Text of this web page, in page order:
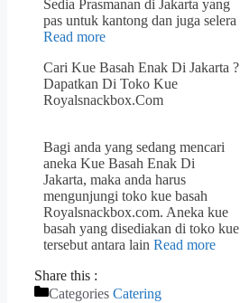
Sedia Prasmanan di Jakarta yang
pas untuk kantong dan juga selera
Read more
Cari Kue Basah Enak Di Jakarta ?
Dapatkan Di Toko Kue
Royalsnackbox.Com
Bagi anda yang sedang mencari
aneka Kue Basah Enak Di
Jakarta, maka anda harus
mengunjungi toko kue basah
Royalsnackbox.com. Aneka kue
basah yang disediakan di toko kue
tersebut antara lain Read more
Share this :
Categories Catering